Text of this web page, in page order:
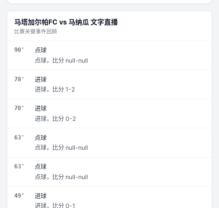
马塔加尔帕FC vs马纳瓜 文字直播
比赛关键事件回顾
90'
点球
点球，比分 null-null
78'
进球
进球，比分 1-2
70'
进球
进球，比分 0-2
63'
点球
点球，比分 null-null
63'
点球
点球，比分 null-null
49'
进球
进球，比分 0-1